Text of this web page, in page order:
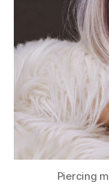
Piercing